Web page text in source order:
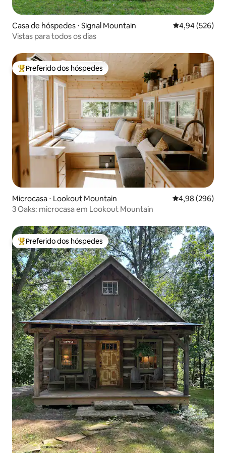
Casa de hóspedes ⋅ Signal Mountain 4,94 de uma
4,94 (526)
Vistas para todos os dias
Entre os melhores preferidos dos hóspedes
Preferido dos hóspedes
Microcasa ⋅ Lookout Mountain 4,98 de uma
4,98 (296)
3 Oaks: microcasa em Lookout Mountain
Entre os melhores preferidos dos hóspedes
Preferido dos hóspedes